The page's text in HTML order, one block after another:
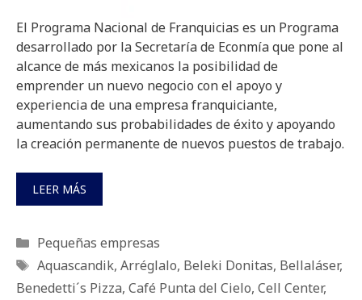
El Programa Nacional de Franquicias es un Programa
desarrollado por la Secretaría de Econmía que pone al
alcance de más mexicanos la posibilidad de
emprender un nuevo negocio con el apoyo y
experiencia de una empresa franquiciante,
aumentando sus probabilidades de éxito y apoyando
la creación permanente de nuevos puestos de trabajo.
LEER MÁS
Categorías
Pequeñas empresas
Etiquetas
Aquascandik, Arréglalo, Beleki Donitas, Bellaláser,
Benedetti´s Pizza, Café Punta del Cielo, Cell Center,